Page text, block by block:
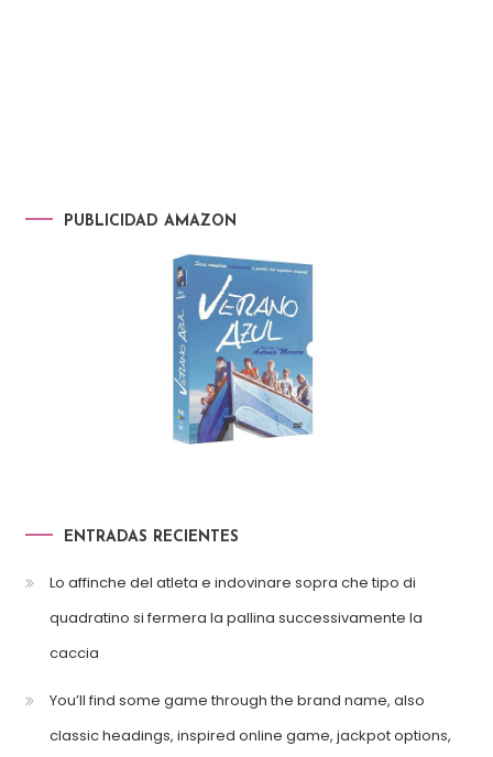
PUBLICIDAD AMAZON
ENTRADAS RECIENTES
Lo affinche del atleta e indovinare sopra che tipo di
quadratino si fermera la pallina successivamente la
caccia
You’ll find some game through the brand name, also
classic headings, inspired online game, jackpot options,